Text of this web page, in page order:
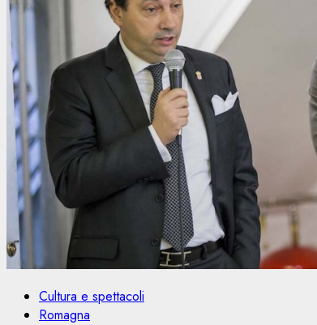
Cultura e spettacoli
Romagna